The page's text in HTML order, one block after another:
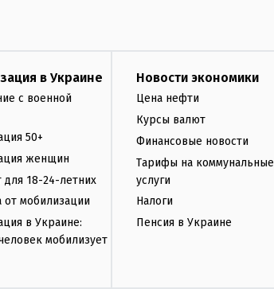
в Украине
с военной
50+
женщин
для 18-24-летних
от мобилизации
в Украине:
мобилизует
Новости экономики
Цена нефти
Курсы валют
Финансовые новости
Тарифы на коммунальные
услуги
Налоги
Пенсия в Украине